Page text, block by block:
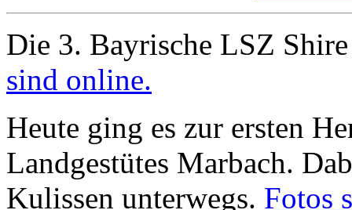
Die 3. Bayrische LSZ
sind online.
Heute ging es zur ersten
Landgestütes Marbach.
Kulissen unterwegs. Fotos